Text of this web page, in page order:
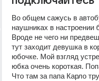
Во общем сажусь в
наушниках в настроении
Вроде не чего ни
тут заходит девушка в
юбочке. Мой взгляд
юбка очень короткая.
Что там за папа Карло